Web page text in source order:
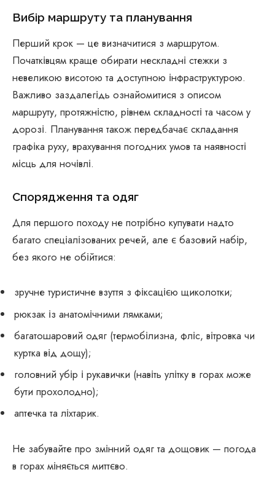
Вибір маршруту та планування
Перший крок — це визначитися з маршрутом.
Початківцям краще обирати нескладні стежки з
невеликою висотою та доступною інфраструктурою.
Важливо заздалегідь ознайомитися з описом
маршруту, протяжністю, рівнем складності та часом у
дорозі. Планування також передбачає складання
графіка руху, врахування погодних умов та наявності
місць для ночівлі.
Спорядження та одяг
Для першого походу не потрібно купувати надто
багато спеціалізованих речей, але є базовий набір,
без якого не обійтися:
зручне туристичне взуття з фіксацією щиколотки;
рюкзак із анатомічними лямками;
багатошаровий одяг (термобілизна, фліс, вітровка чи
куртка від дощу);
головний убір і рукавички (навіть улітку в горах може
бути прохолодно);
аптечка та ліхтарик.
Не забувайте про змінний одяг та дощовик — погода
в горах міняється миттєво.